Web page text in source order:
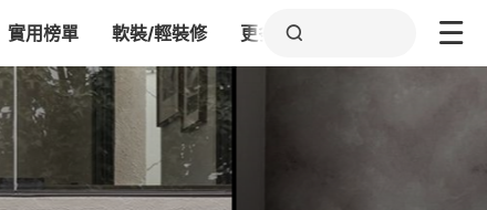
實用榜單 軟裝/輕裝修 更多